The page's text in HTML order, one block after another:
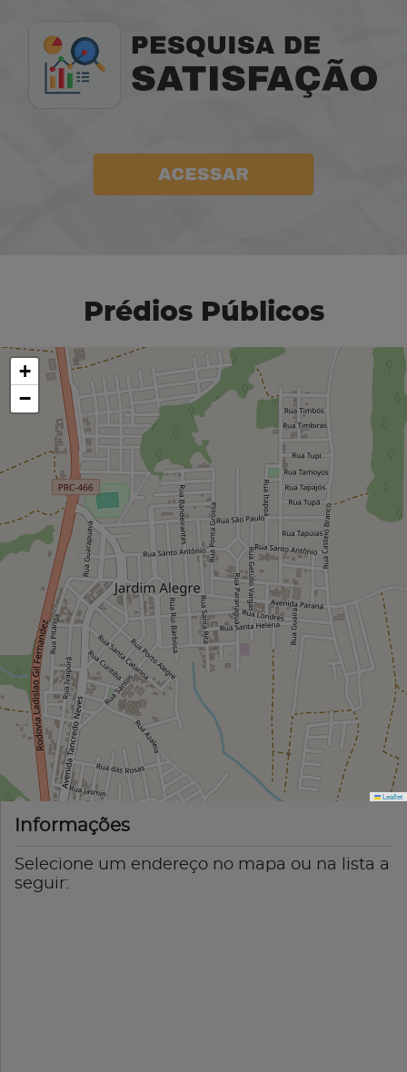
Prédios Públicos
+
−
Leaflet
Informações
Selecione um endereço no mapa ou na lista a
seguir: